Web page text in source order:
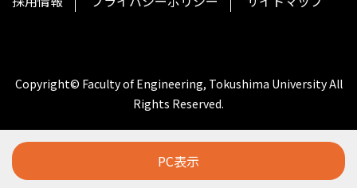
Copyright© Faculty of Engineering, Tokushima University All
Rights Reserved.
PC表示